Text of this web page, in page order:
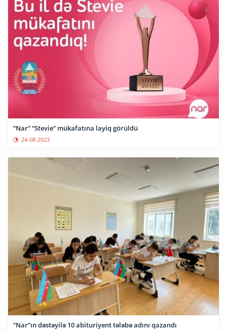
“Nar” “Stevie” mükafatına layiq görüldü
24-08-2023
“Nar”ın dəstəyilə 10 abituriyent tələbə adını qazandı